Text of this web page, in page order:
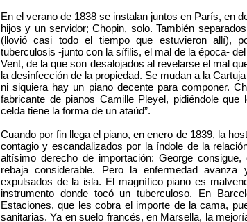
En el verano de 1838 se instalan juntos en París, en
hijos y un servidor; Chopin, solo. También
(llovió casi todo el tiempo que estuvieron allí),
tuberculosis -junto con la sífilis, el mal de la época-
Vent, de la que son desalojados al revelarse el mal
la desinfección de la propiedad. Se mudan a la
ni siquiera hay un piano decente para componer.
fabricante de pianos Camille Pleyel, pidiéndole
celda tiene la forma de un ataúd”.
Cuando por fin llega el piano, en enero de 1839, la
contagio y escandalizados por la índole de la
altísimo derecho de importación: George
rebaja considerable. Pero la enfermedad
expulsados de la isla. El magnífico piano es
instrumento donde tocó un tuberculoso. En
Estaciones, que les cobra el importe de la cama,
sanitarias. Ya en suelo francés, en Marsella, la